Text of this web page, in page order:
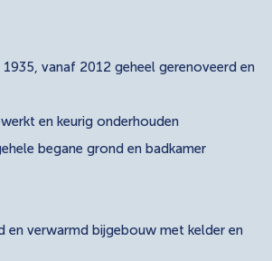
vanaf 2012 geheel gerenoveerd en
en keurig onderhouden
begane grond en badkamer
en verwarmd bijgebouw met kelder en